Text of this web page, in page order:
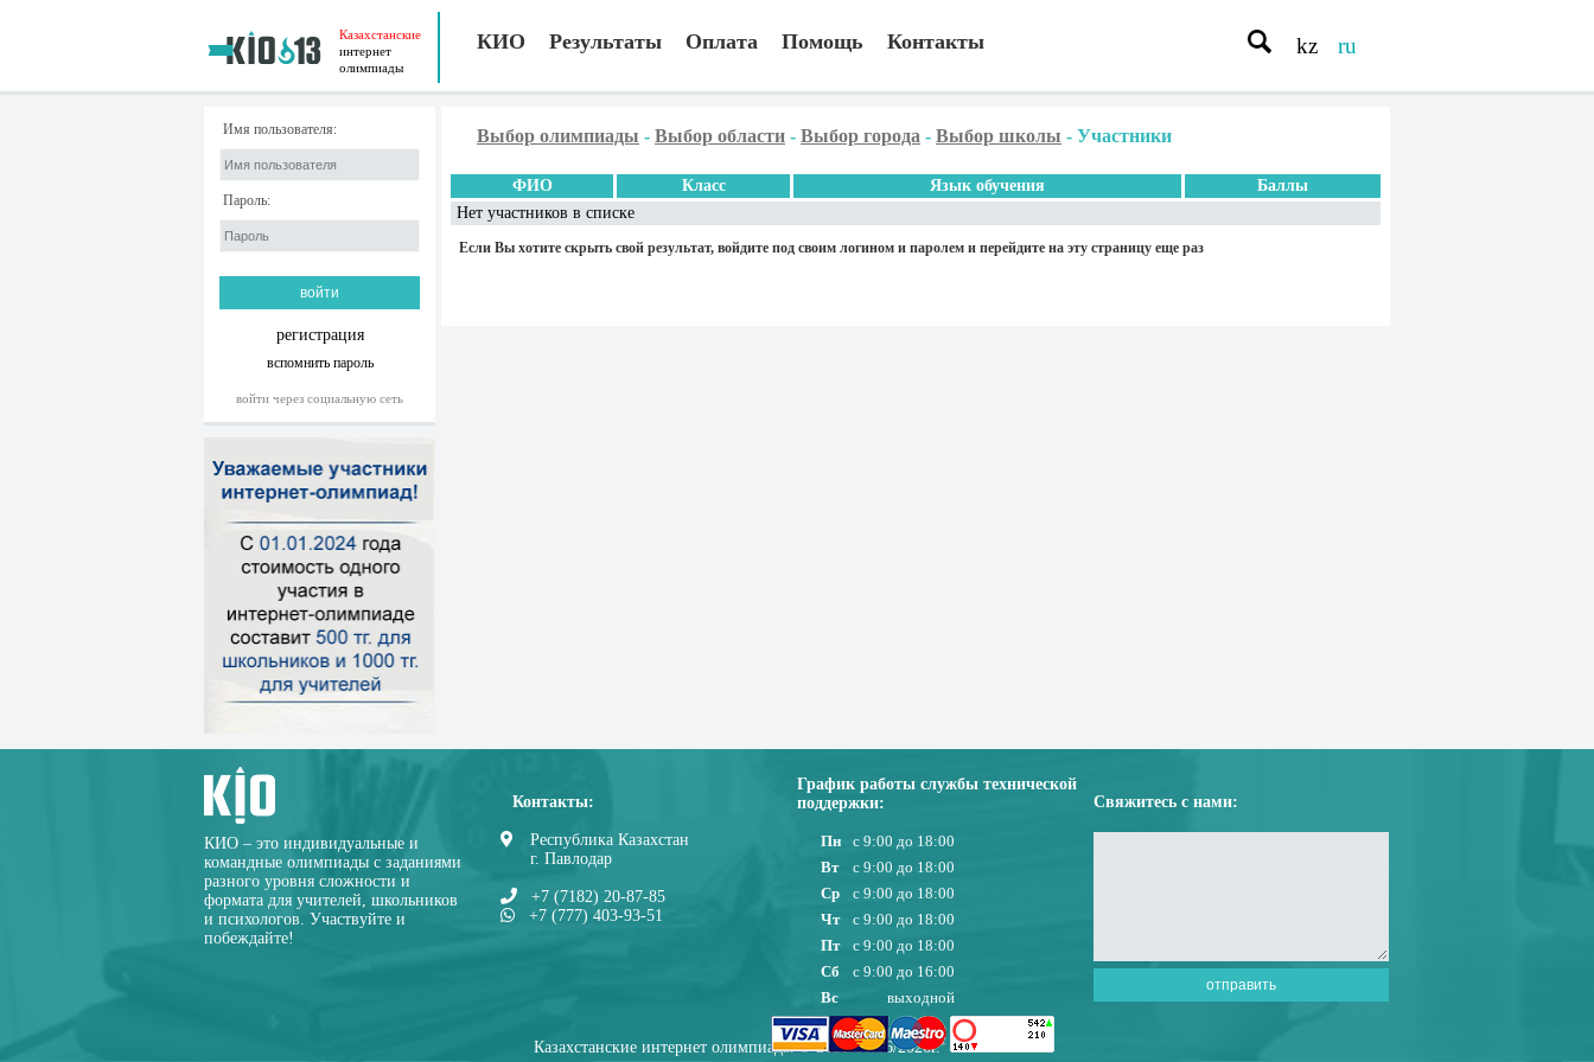
Казахстанские
интернет
олимпиады
КИО Результаты Оплата Помощь Контакты kz ru
Имя пользователя:
Пароль:
регистрация
вспомнить пароль
войти через социальную сеть
Выбор олимпиады - Выбор области - Выбор города - Выбор школы - Участники
ФИО Класс Язык обучения
Баллы
Нет участников в списке
Если Вы хотите скрыть свой результат, войдите под своим логином и паролем и перейдите на эту страницу еще раз
КИО – это индивидуальные и
командные олимпиады с заданиями
разного уровня сложности и
формата для учителей, школьников
и психологов. Участвуйте и
побеждайте!
Контакты:
Республика Казахстан
г. Павлодар
+7 (7182) 20-87-85
+7 (777) 403-93-51
График работы службы технической
поддержки:
Пн
с 9:00 до 18:00
Вт
с 9:00 до 18:00
Ср
с 9:00 до 18:00
Чт
с 9:00 до 18:00
Пт
с 9:00 до 18:00
Сб
с 9:00 до 16:00
Вс
выходной
Свяжитесь с нами:
Казахстанские интернет олимпиады © 2010-08/06/2026г.